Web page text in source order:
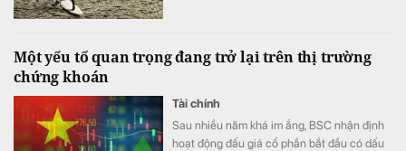
Một yếu tố quan trọng đang trở lại trên thị trường
chứng khoán
Tài chính
Sau nhiều năm khá im ắng, BSC nhận định
hoạt động đấu giá cổ phần bắt đầu có dấu